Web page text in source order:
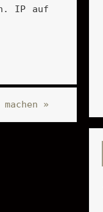
IP auf
»